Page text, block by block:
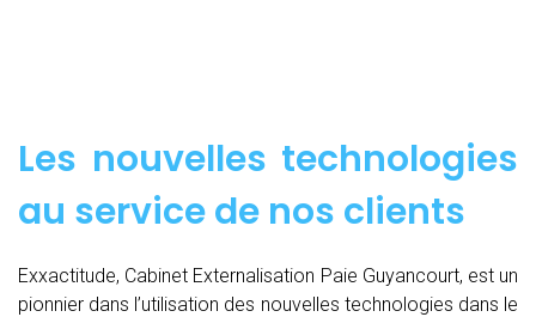
Les nouvelles technologies
au service de nos clients
Exxactitude, Cabinet Externalisation Paie Guyancourt, est un
pionnier dans l’utilisation des nouvelles technologies dans le